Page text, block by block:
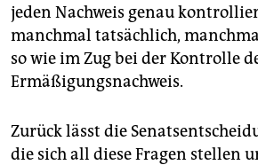
jeden Nachweis genau
manchmal tatsächlich,
so wie im Zug bei der Kontrolle
Ermäßigungsnachweis.
Zurück lässt die
die sich all diese Fragen stellen